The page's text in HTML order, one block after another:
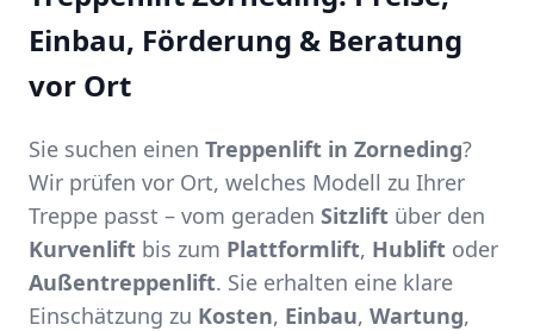
Einbau, Förderung & Beratung
vor Ort
Sie suchen einen Treppenlift in Zorneding?
Wir prüfen vor Ort, welches Modell zu Ihrer
Treppe passt – vom geraden Sitzlift über den
Kurvenlift bis zum Plattformlift, Hublift oder
Außentreppenlift. Sie erhalten eine klare
Einschätzung zu Kosten, Einbau, Wartung,